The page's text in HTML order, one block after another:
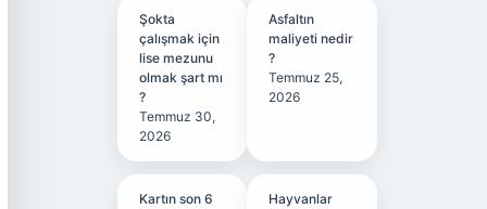
Şokta
çalışmak için
lise mezunu
olmak şart mı
?
Temmuz 30,
2026
Asfaltın
maliyeti nedir
?
Temmuz 25,
2026
Kartın son 6
Hayvanlar